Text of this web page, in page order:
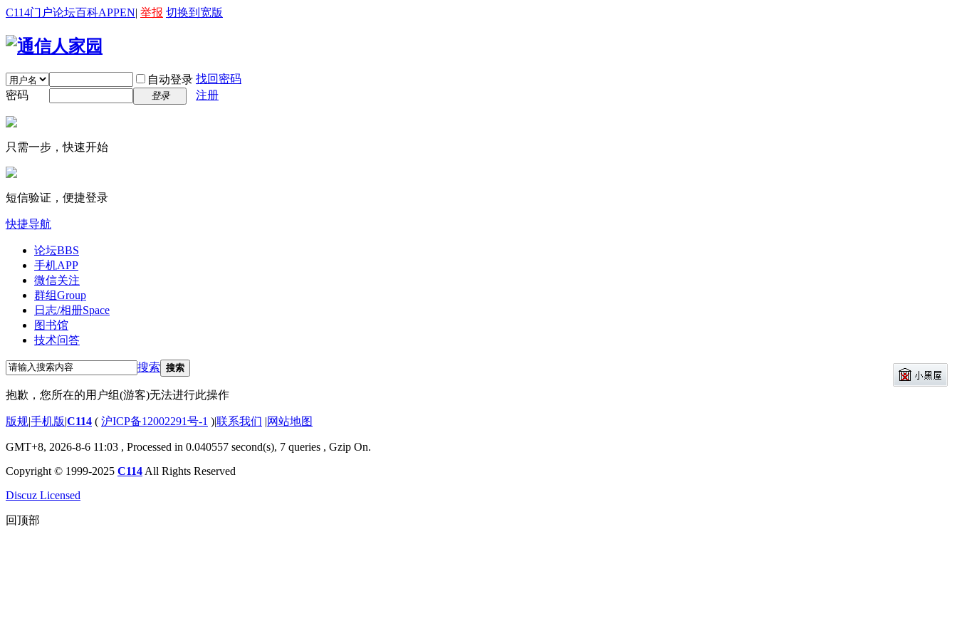
C114门户论坛百科APPEN| 举报 切换到宽版
自动登录 找回密码
密码
登录 注册
只需一步，快速开始
短信验证，便捷登录
快捷导航
论坛BBS
手机APP
微信关注
群组Group
日志/相册Space
图书馆
技术问答
搜索 搜索
抱歉，您所在的用户组(游客)无法进行此操作
版规|手机版|C114 ( 沪ICP备12002291号-1 )|联系我们 |网站地图
GMT+8, 2026-8-6 11:03 , Processed in 0.040557 second(s), 7 queries , Gzip On.
Copyright © 1999-2025 C114 All Rights Reserved
Discuz Licensed
回顶部